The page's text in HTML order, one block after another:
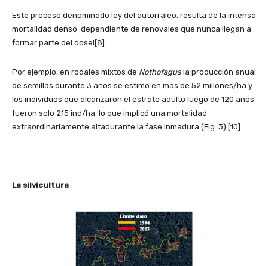
Este proceso denominado ley del autorraleo, resulta de la intensa
mortalidad denso-dependiente de renovales que nunca llegan a
formar parte del dosel[8].
Por ejemplo, en rodales mixtos de Nothofagus la producción anual
de semillas durante 3 años se estimó en más de 52 millones/ha y
los individuos que alcanzaron el estrato adulto luego de 120 años
fueron solo 215 ind/ha, lo que implicó una mortalidad
extraordinariamente altadurante la fase inmadura (Fig. 3) [10].
La silvicultura